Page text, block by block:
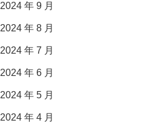
2024 年 9 月
2024 年 8 月
2024 年 7 月
2024 年 6 月
2024 年 5 月
2024 年 4 月